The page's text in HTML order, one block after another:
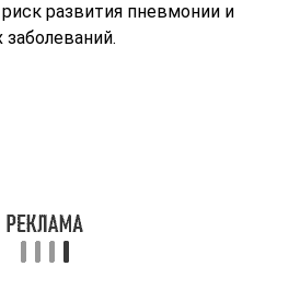
развития пневмонии и